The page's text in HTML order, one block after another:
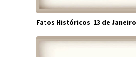
Fatos Históricos: 13 de Janeiro